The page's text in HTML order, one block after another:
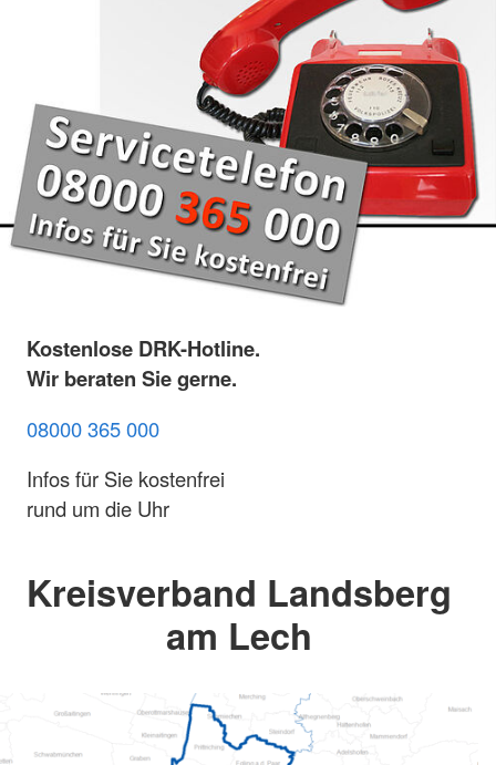
Kostenlose DRK-Hotline.
Wir beraten Sie gerne.
08000 365 000
Infos für Sie kostenfrei
rund um die Uhr
Kreisverband Landsberg
am Lech